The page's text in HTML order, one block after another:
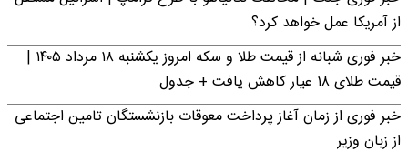
از آمریکا عمل خواهد کرد؟
خبر فوری شبانه از قیمت طلا و سکه امروز یکشنبه ۱۸ مرداد ۱۴۰۵ |
قیمت طلای ۱۸ عیار کاهش یافت + جدول
خبر فوری از زمان آغاز پرداخت معوقات بازنشستگان تامین اجتماعی
از زبان وزیر